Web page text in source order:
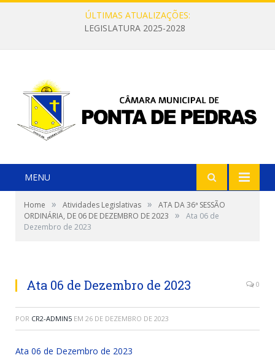
ÚLTIMAS ATUALIZAÇÕES:
LEGISLATURA 2025-2028
MENU
Home » Atividades Legislativas »
ATA DA 36ª SESSÃO
ORDINÁRIA, DE 06 DE DEZEMBRO DE 2023
»
Ata 06 de
Dezembro de 2023
Ata 06 de Dezembro de 2023 0
POR CR2-ADMIN5 EM 26 DE DEZEMBRO DE 2023
Ata 06 de Dezembro de 2023